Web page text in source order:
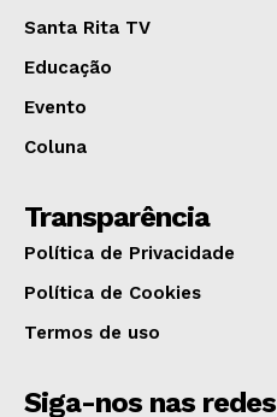
Santa Rita TV
Educação
Evento
Coluna
Transparência
Política de Privacidade
Política de Cookies
Termos de uso
Siga-nos nas redes